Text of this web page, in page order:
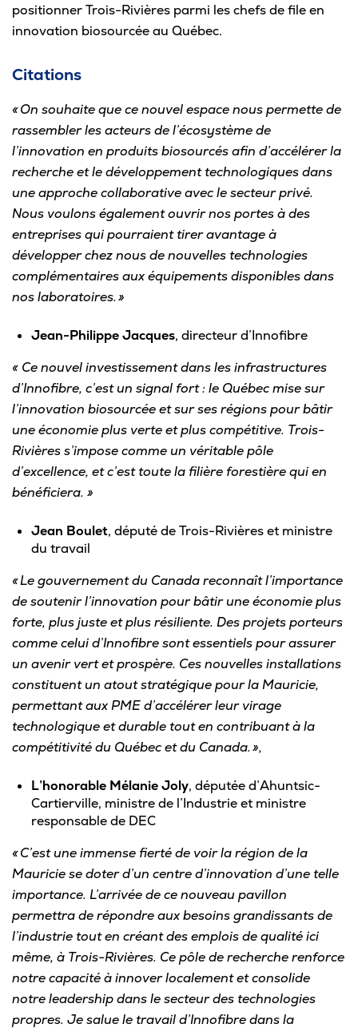
positionner Trois-Rivières parmi les chefs de file en
innovation biosourcée au Québec.
Citations
« On souhaite que ce nouvel espace nous permette de
rassembler les acteurs de l’écosystème de
l’innovation en produits biosourcés afin d’accélérer la
recherche et le développement technologiques dans
une approche collaborative avec le secteur privé.
Nous voulons également ouvrir nos portes à des
entreprises qui pourraient tirer avantage à
développer chez nous de nouvelles technologies
complémentaires aux équipements disponibles dans
nos laboratoires. »
Jean-Philippe Jacques, directeur d’Innofibre
« Ce nouvel investissement dans les infrastructures
d’Innofibre, c’est un signal fort : le Québec mise sur
l’innovation biosourcée et sur ses régions pour bâtir
une économie plus verte et plus compétitive. Trois-
Rivières s’impose comme un véritable pôle
d’excellence, et c’est toute la filière forestière qui en
bénéficiera. »
Jean Boulet, député de Trois-Rivières et ministre
du travail
« Le gouvernement du Canada reconnaît l’importance
de soutenir l’innovation pour bâtir une économie plus
forte, plus juste et plus résiliente. Des projets porteurs
comme celui d’Innofibre sont essentiels pour assurer
un avenir vert et prospère. Ces nouvelles installations
constituent un atout stratégique pour la Mauricie,
permettant aux PME d’accélérer leur virage
technologique et durable tout en contribuant à la
compétitivité du Québec et du Canada. »,
L’honorable Mélanie Joly, députée d’Ahuntsic-
Cartierville, ministre de l’Industrie et ministre
responsable de DEC
« C’est une immense fierté de voir la région de la
Mauricie se doter d’un centre d’innovation d’une telle
importance. L’arrivée de ce nouveau pavillon
permettra de répondre aux besoins grandissants de
l’industrie tout en créant des emplois de qualité ici
même, à Trois-Rivières. Ce pôle de recherche renforce
notre capacité à innover localement et consolide
notre leadership dans le secteur des technologies
propres. Je salue le travail d’Innofibre dans la